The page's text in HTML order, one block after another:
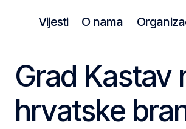
Vijesti O nama
Grad Kastav
hrvatske